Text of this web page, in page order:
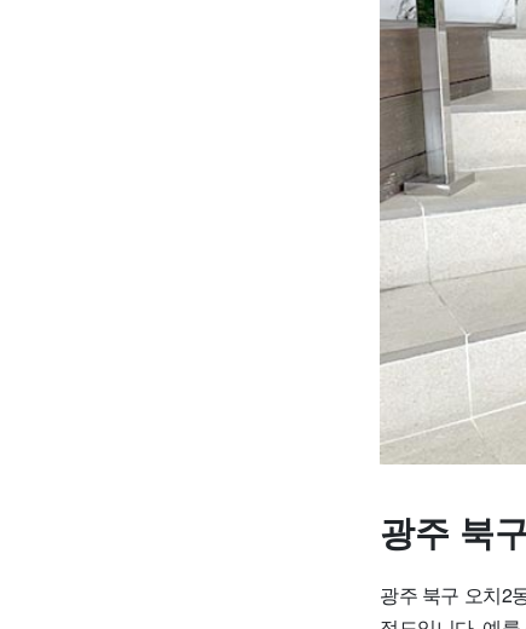
광주 북
광주 북구 오치2